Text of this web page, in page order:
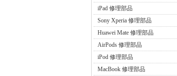
iPad 修理部品
Sony Xperia 修理部品
Huawei Mate 修理部品
AirPods 修理部品
iPod 修理部品
MacBook 修理部品